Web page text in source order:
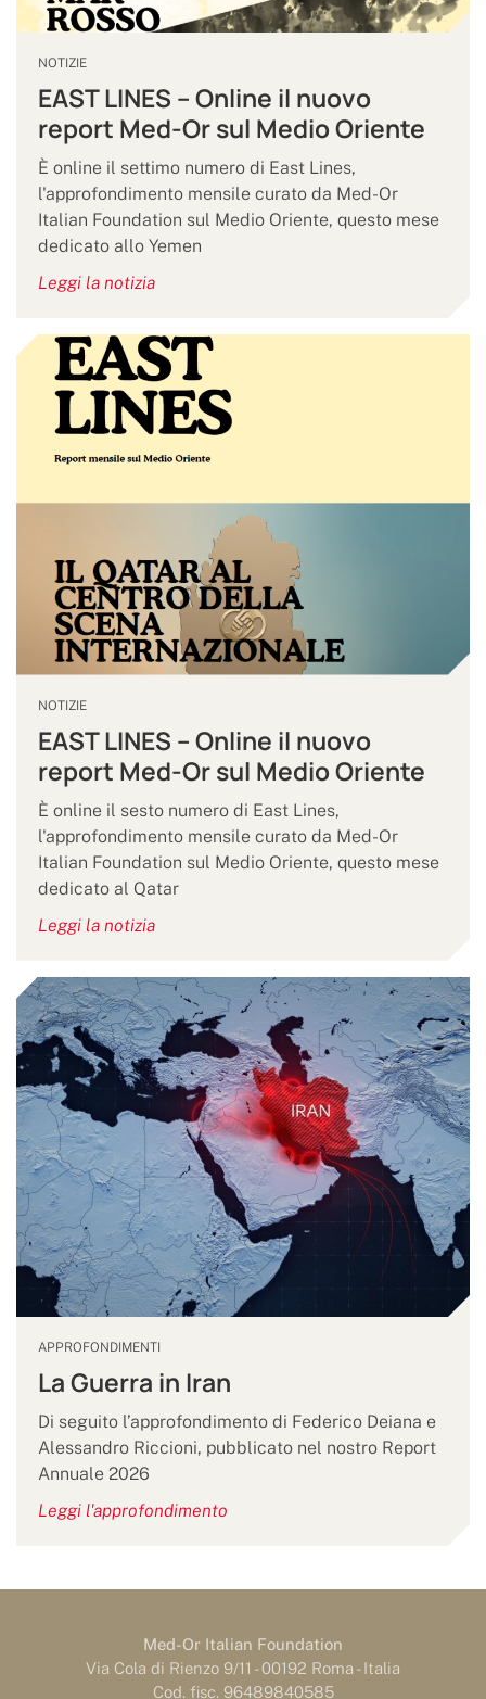
NOTIZIE
EAST LINES – Online il nuovo
report Med-Or sul Medio Oriente
È online il settimo numero di East Lines,
l'approfondimento mensile curato da Med-Or
Italian Foundation sul Medio Oriente, questo mese
dedicato allo Yemen
Leggi la notizia
NOTIZIE
EAST LINES – Online il nuovo
report Med-Or sul Medio Oriente
È online il sesto numero di East Lines,
l'approfondimento mensile curato da Med-Or
Italian Foundation sul Medio Oriente, questo mese
dedicato al Qatar
Leggi la notizia
APPROFONDIMENTI
La Guerra in Iran
Di seguito l’approfondimento di Federico Deiana e
Alessandro Riccioni, pubblicato nel nostro Report
Annuale 2026
Leggi l'approfondimento
Med-Or Italian Foundation
Via Cola di Rienzo 9/11 - 00192 Roma - Italia
Cod. fisc. 96489840585